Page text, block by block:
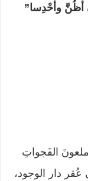
الفَجواتِ
عُقر دار الوجود،